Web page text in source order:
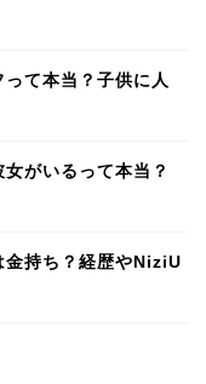
て本当？子供に人
がいるって本当？
金持ち？経歴やNiziU